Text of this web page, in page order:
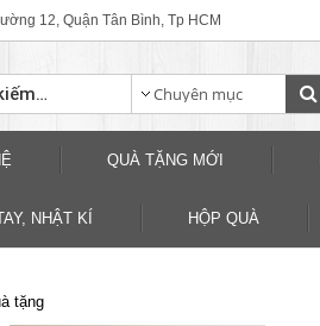
12, Quận Tân Bình, Tp HCM
QUÀ TẶNG MỚI
NHẬT KÍ HỘP QUÀ
tặng